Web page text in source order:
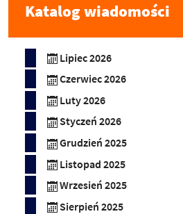
Katalog wiadomości
Lipiec 2026
Czerwiec 2026
Luty 2026
Styczeń 2026
Grudzień 2025
Listopad 2025
Wrzesień 2025
Sierpień 2025